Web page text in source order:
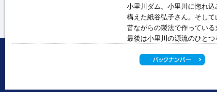
小里川ダム。小里川に惚れ
構えた紙谷弘子さん。そし
昔ながらの製法で作ってい
最後は小里川の源流のひと